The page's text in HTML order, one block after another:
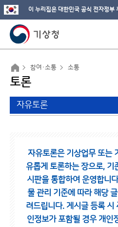
이 누리집은 대한민국 공식 전자정부
참여·소통 소통
토론
자유토론
자유토론은 기상업무 또는
유롭게 토론하는 장으로, 기
시판을 통합하여 운영합니
물 관리 기준에 따라 해당
려드립니다. 게시글 등록 시
인정보가 포함될 경우 개인